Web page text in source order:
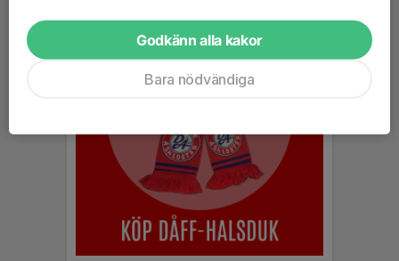
Godkänn alla kakor
Bara nödvändiga